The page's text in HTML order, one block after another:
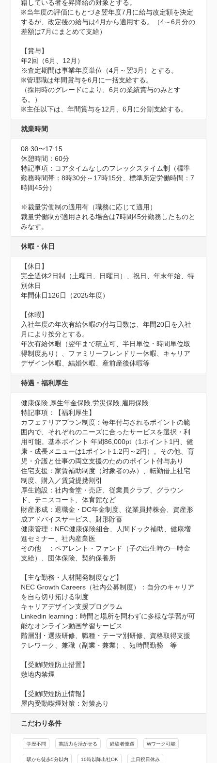
籍している者を昇降給の対象とする。
※当年度の評価にもとづき翌年度7月に給与改定額を決定
するが、改定後の給与は4月から適用する。（4～6月分の
差額は7月にまとめて支給）
【賞与】
年2回（6月、12月）
※査定期間は事業年度単位（4月～翌3月）とする。
※管理職は年間賞与を6月に一括支給する。
（採用時のグレードにより、6月の業績賞与のみとす
る。）
※主任以下は、年間賞与を12月、6月に分割支給する。
就業時間
08:30〜17:15
休憩時間：60分
特記事項：コアタイムなしのフレックスタイム制（標準
勤務時間帯：8時30分～17時15分、標準所定労働時間：7
時間45分）
※裁量労働制の適用有（職務に応じて適用）
裁量労働制が適用される場合は7時間45分勤務したものと
みなす。
休暇・休日
【休日】
完全週休2日制（土曜日、日曜日）、祝日、年末年始、特
別休日
年間休日126日（2025年度）
【休暇】
入社年度の年次有給休暇の付与日数は、年間20日を入社
月により按分とする。
年次有給休暇（翌年まで積立可、半日単位・時間単位取
得制度あり）、ファミリーフレンドリー休暇、キャリア
デザイン休暇、結婚休暇、産前産後休暇等
待遇・福利厚生
健康保険,厚生年金保険,労災保険,雇用保険
特記事項：【福利厚生】
カフェテリアプラン制度：毎年付与されるポイントの範
囲内で、それぞれのニーズに合ったサービスを選択・利
用可能。基本ポイント 年間86,000pt（1ポイント1円、健
康・成長メニューは1ポイント1.2円～2円）。その他、育
児・介護と仕事の両立支援のためのポイント付与あり
住宅支援：家賃補助制度（対象者のみ）、転勤借上社宅
制度、購入／賃貸提携割引
厚生施設：社内食堂・売店、従業員クラブ、グラウン
ド、テニスコート、体育館など
財産形成：退職金・DC年金制度、従業員持株会、資産形
成アドバイスサービス、財形貯蓄
健康管理：NEC健康保険組合、人間ドック補助、健康増
進セミナー、社内産業医
その他　：ペアレント・ファンド（子の出生時の一時金
支給）、団体保険、契約保養所
【主な勤務・人材開発制度など】
NEC Growth Careers（社内公募制度）：自分のキャリア
を自ら切り拓ける制度
キャリアデザイン支援プログラム
Linkedin learning：時間と場所を問わずに多様な学習が可
能なオンライン動画学習サービス
階層別・選抜研修、職種・テーマ別研修、資格取得支援
テレワーク、兼職（副業・兼業）、短時間勤務　等
【受動喫煙防止措置】
敷地内禁煙
【受動喫煙防止情報】
屋内受動喫煙対策：対策あり
こだわり条件
学歴不問 英語力を活かせる 経験者優遇 Wワーク可能
駅から徒歩5分以内 10時以降出社OK 土日祝日休み